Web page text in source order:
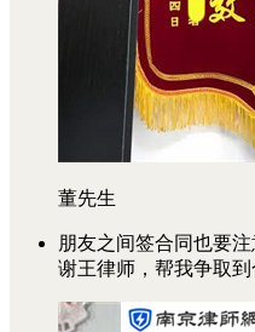
董先生
朋友之间签合同也要
谢王律师，帮我争取到